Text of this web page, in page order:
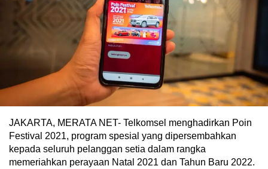
JAKARTA, MERATA NET- Telkomsel menghadirkan Poin
Festival 2021, program spesial yang dipersembahkan
kepada seluruh pelanggan setia dalam rangka
memeriahkan perayaan Natal 2021 dan Tahun Baru 2022.